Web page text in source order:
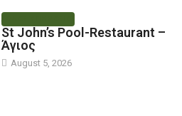
ΑΛΛΕΣ ΥΠΗΡΕΣΙΕΣ
St John’s Pool-Restaurant –
Άγιος
August 5, 2026